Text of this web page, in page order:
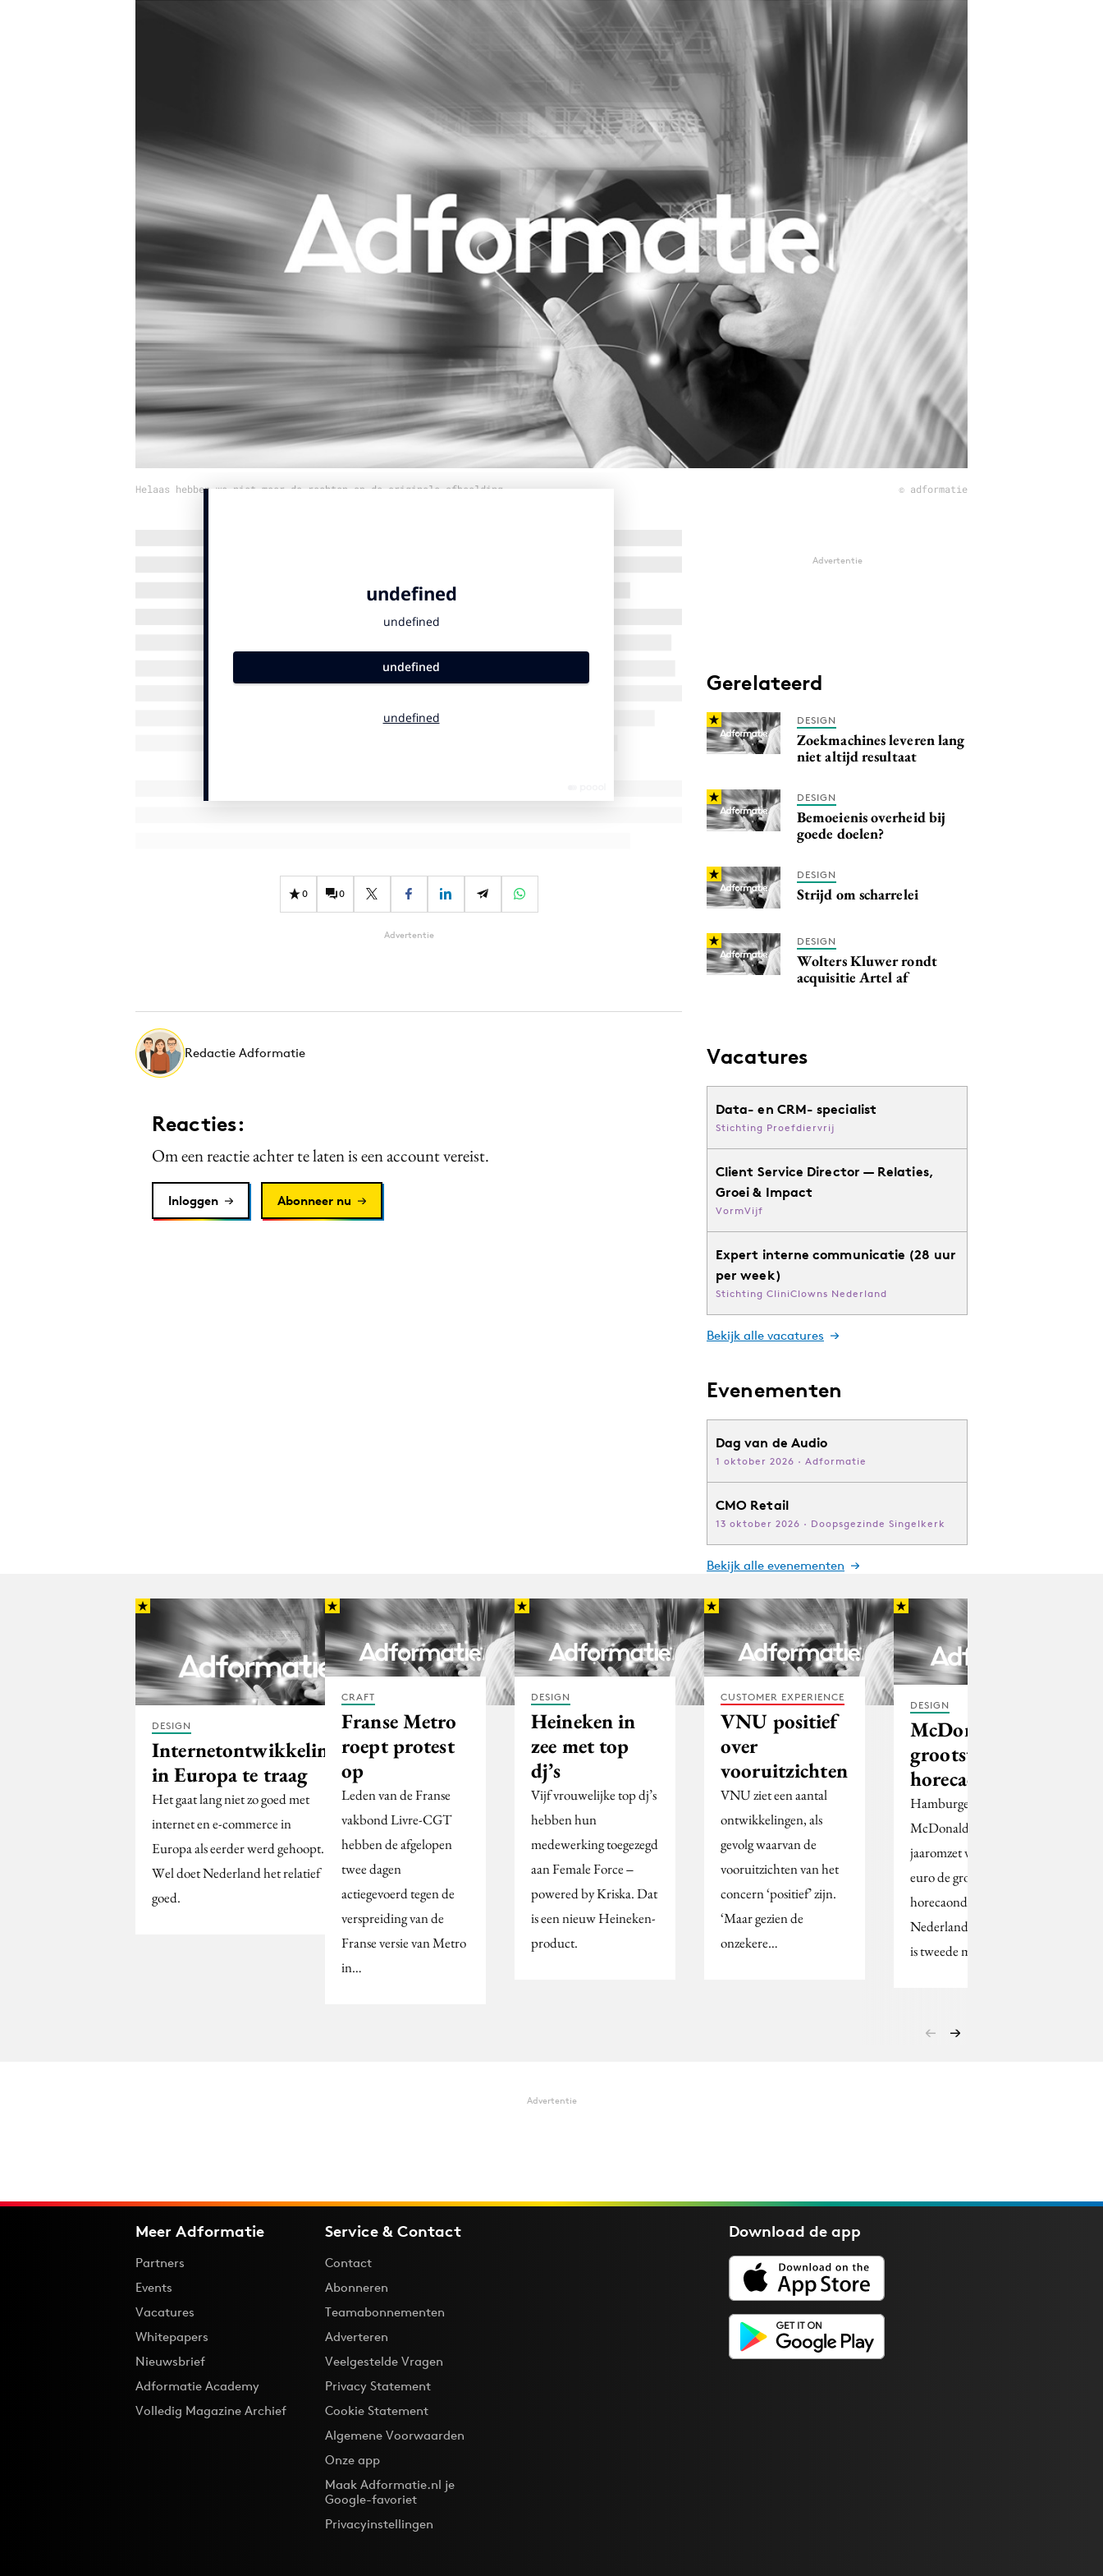
Influencer marketing
Interne communicatie
Purpose Marketing
Reputatie & crisis
Helaas hebben we niet meer de rechten op de originele afbeelding © adformatie
0 0
Advertentie
Redactie Adformatie
Reacties:
Om een reactie achter te laten is een account vereist.
Inloggen Abonneer nu
Advertentie
Gerelateerd
DESIGN
Zoekmachines leveren lang
niet altijd resultaat
DESIGN
Bemoeienis overheid bij
goede doelen?
DESIGN
Strijd om scharrelei
DESIGN
Wolters Kluwer rondt
acquisitie Artel af
Vacatures
Data- en CRM- specialist
Stichting Proefdiervrij
Client Service Director — Relaties,
Groei & Impact
VormVijf
Expert interne communicatie (28 uur
per week)
Stichting CliniClowns Nederland
Bekijk alle vacatures
Evenementen
Dag van de Audio
1 oktober 2026 · Adformatie
CMO Retail
13 oktober 2026 · Doopsgezinde Singelkerk
Bekijk alle evenementen
DESIGN
Internetontwikkelingen
in Europa te traag
Het gaat lang niet zo goed met
internet en e-commerce in
Europa als eerder werd gehoopt.
Wel doet Nederland het relatief
goed.
CRAFT
Franse Metro
roept protest
op
Leden van de Franse
vakbond Livre-CGT
hebben de afgelopen
twee dagen
actiegevoerd tegen de
verspreiding van de
Franse versie van Metro
in…
DESIGN
Heineken in
zee met top
dj’s
Vijf vrouwelijke top dj’s
hebben hun
medewerking toegezegd
aan Female Force ‒
powered by Kriska. Dat
is een nieuw Heineken-
product.
CUSTOMER EXPERIENCE
VNU positief
over
vooruitzichten
VNU ziet een aantal
ontwikkelingen, als
gevolg waarvan de
vooruitzichten van het
concern ‘positief’ zijn.
‘Maar gezien de
onzekere…
DESIGN
McDonald’s
grootste
horecaonderneming
Hamburgergigant
McDonald's is met een
jaaromzet van 412 miljoen
euro de grootste
horecaonderneming in
Nederland. Van der Valk
is tweede met…
Advertentie
Meer Adformatie
Partners
Events
Vacatures
Whitepapers
Nieuwsbrief
Adformatie Academy
Volledig Magazine Archief
Service & Contact
Contact
Abonneren
Teamabonnementen
Adverteren
Veelgestelde Vragen
Privacy Statement
Cookie Statement
Algemene Voorwaarden
Onze app
Maak Adformatie.nl je
Google-favoriet
Privacyinstellingen
Download deapp